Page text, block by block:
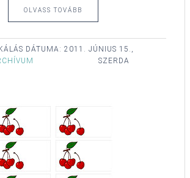
OLVASS TOVÁBB
DÁTUMA: 2011. JÚNIUS 15.,
SZERDA